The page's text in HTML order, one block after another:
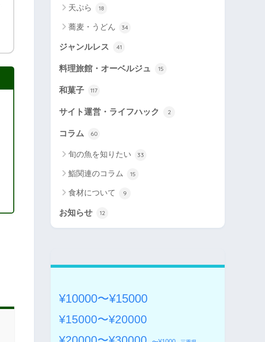
天ぷら 18
蕎麦・うどん 34
ジャンルレス 41
料理旅館・オーベルジュ 15
和菓子 117
サイト運営・ライフハック 2
コラム 60
旬の魚を知りたい 33
鮨関連のコラム 15
食材について 9
お知らせ 12
¥10000〜¥15000
¥15000〜¥20000